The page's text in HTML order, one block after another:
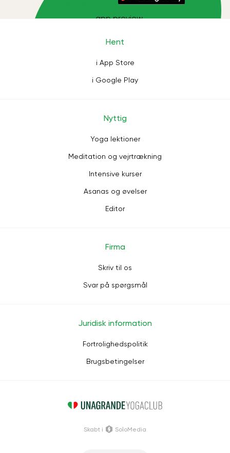
Hent
i App Store
i Google Play
Nyttig
Yoga lektioner
Meditation og vejrtrækning
Intensive kurser
Asanas og øvelser
Editor
Firma
Skriv til os
Svar på spørgsmål
Juridisk information
Fortrolighedspolitik
Brugsbetingelser
Skabt i SoloMedia